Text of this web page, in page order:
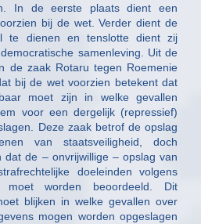
In de eerste plaats dient een
bij de wet. Verder dient de
te dienen en tenslotte dient zij
samenleving. Uit de
de zaak Rotaru tegen Roemenie
bij de wet voorzien betekent dat
moet zijn in welke gevallen
voor een dergelijk (repressief)
Deze zaak betrof de opslag
van staatsveiligheid, doch
dat de – onvrijwillige – opslag van
doeleinden volgens
moet worden beoordeeld. Dit
blijken in welke gevallen over
mogen worden opgeslagen